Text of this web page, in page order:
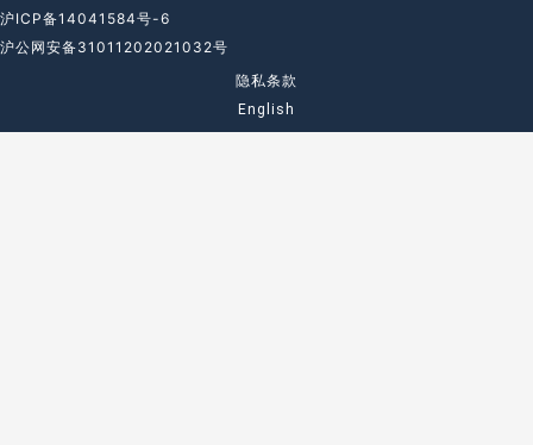
沪ICP备14041584号-6
沪公网安备31011202021032号
隐私条款
English